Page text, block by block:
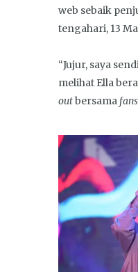
web sebaik
tengahari, 13
“Jujur, saya
melihat Ella
outbersama